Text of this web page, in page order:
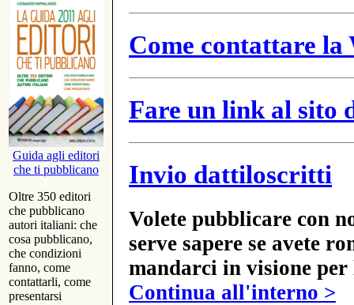
Guida agli editori
che ti pubblicano
Oltre 350 editori
che pubblicano
autori italiani: che
cosa pubblicano,
che condizioni
fanno, come
contattarli, come
presentarsi
Come contattare
Fare un link al sito
Invio dattiloscritti
Volete pubblicare con
serve sapere se avete
mandarci in visione
Continua all'interno >